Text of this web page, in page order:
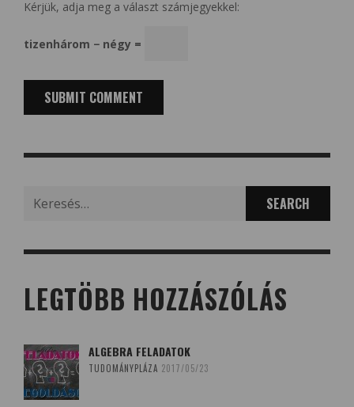
Kérjük, adja meg a választ számjegyekkel:
tizenhárom − négy =
for:
LEGTÖBB HOZZÁSZÓLÁS
ALGEBRA FELADATOK
TUDOMÁNYPLÁZA 2017/05/23